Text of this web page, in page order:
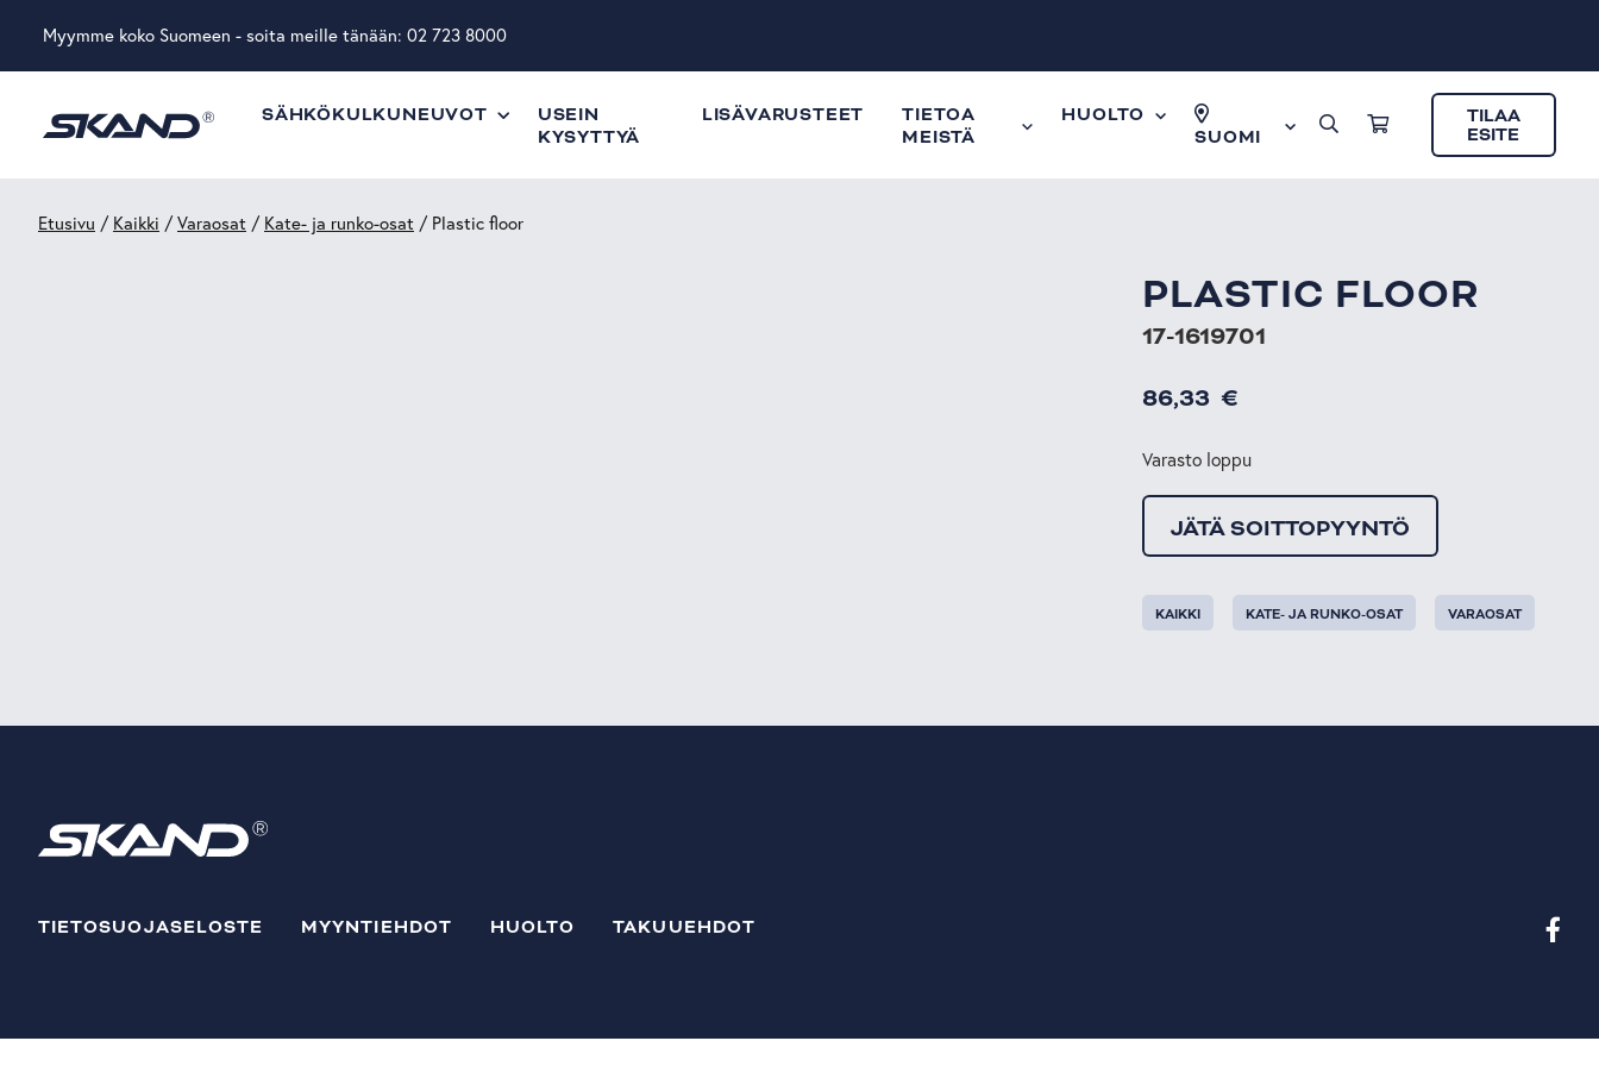
Myymme koko Suomeen - soita meille tänään: 02 723 8000
SÄHKÖKULKUNEUVOT
USEIN
KYSYTTYÄ
LISÄVARUSTEET
TIETOA
MEISTÄ
HUOLTO
SUOMI
TILAA
ESITE
Etusivu / Kaikki /Varaosat / Kate- ja runko-osat / Plastic floor
PLASTIC FLOOR
17-1619701
86,33 €
Varasto loppu
JÄTÄ SOITTOPYYNTÖ
KAIKKI KATE- JA RUNKO-OSAT VARAOSAT
TIETOSUOJASELOSTE MYYNTIEHDOT HUOLTO TAKUUEHDOT